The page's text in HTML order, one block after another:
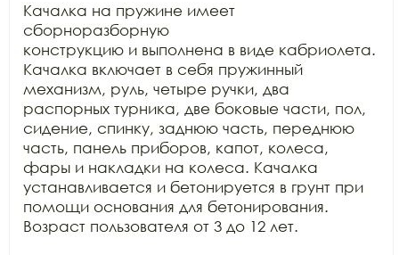
Качалка на пружине имеет
сборноразборную
конструкцию и выполнена в виде кабриолета.
Качалка включает в себя пружинный
механизм, руль, четыре ручки, два
распорных турника, две боковые части, пол,
сидение, спинку, заднюю часть, переднюю
часть, панель приборов, капот, колеса,
фары и накладки на колеса. Качалка
устанавливается и бетонируется в грунт при
помощи основания для бетонирования.
Возраст пользователя от 3 до 12 лет.